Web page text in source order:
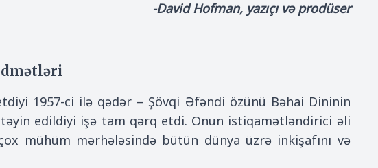
-David Hofman, yazıçı və prodüser
1957-ci ilə qədər – Şövqi Əfəndi özünü Bəhai Dininin
edildiyi işə tam qərq etdi. Onun istiqamətləndirici əli
mühüm mərhələsində bütün dünya üzrə inkişafını və